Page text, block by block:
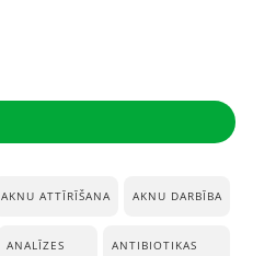
AKNU ATTĪRĪŠANA AKNU DARBĪBA
ANALĪZES ANTIBIOTIKAS